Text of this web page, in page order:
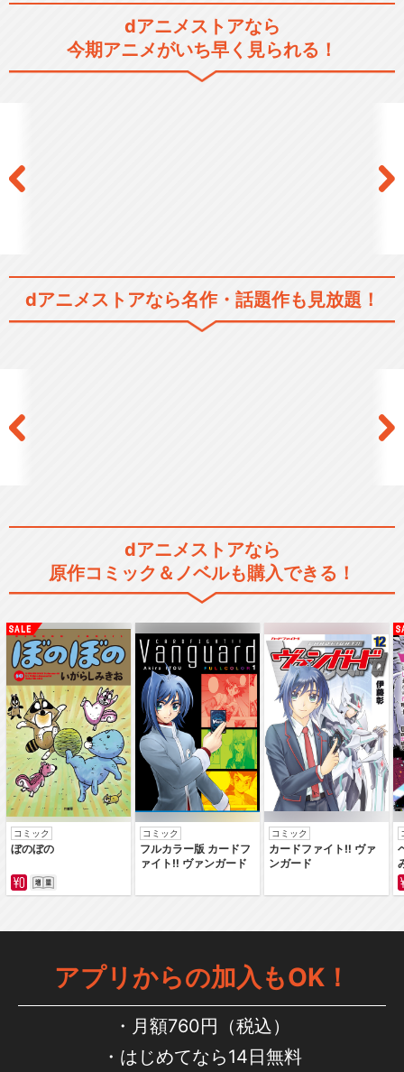
SHOW BY ROCK！！
Live Musical「SHOW BY R
O…
Live Musical「SHOW BY R
O…
Live Musical「SHOW BY R
O…
Live Musical「SHOW BY R
O…
dアニメストアなら
今期アニメがいち早く見られる！
dアニメストアなら名作・話題作も見放題！
dアニメストアなら
原作コミック＆ノベルも購入できる！
コミック
ぼのぼの
コミック
フルカラー版 カードフ
ァイト‼ ヴァンガード
コミック
カードファイト‼ ヴァ
ンガード
アプリからの加入もOK！
月額760円（税込）
はじめてなら14日無料